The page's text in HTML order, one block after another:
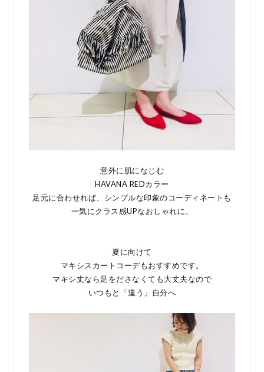
意外に肌になじむ
HAVANA REDカラー
足元に合わせれば、シンプルな印象のコーディネートも
一気にクラス感UPなおしゃれに。
夏に向けて
マキシスカートコーデもおすすめです。
マキシ丈なら足をださなくても大丈夫なので
いつもと「違う」自分へ